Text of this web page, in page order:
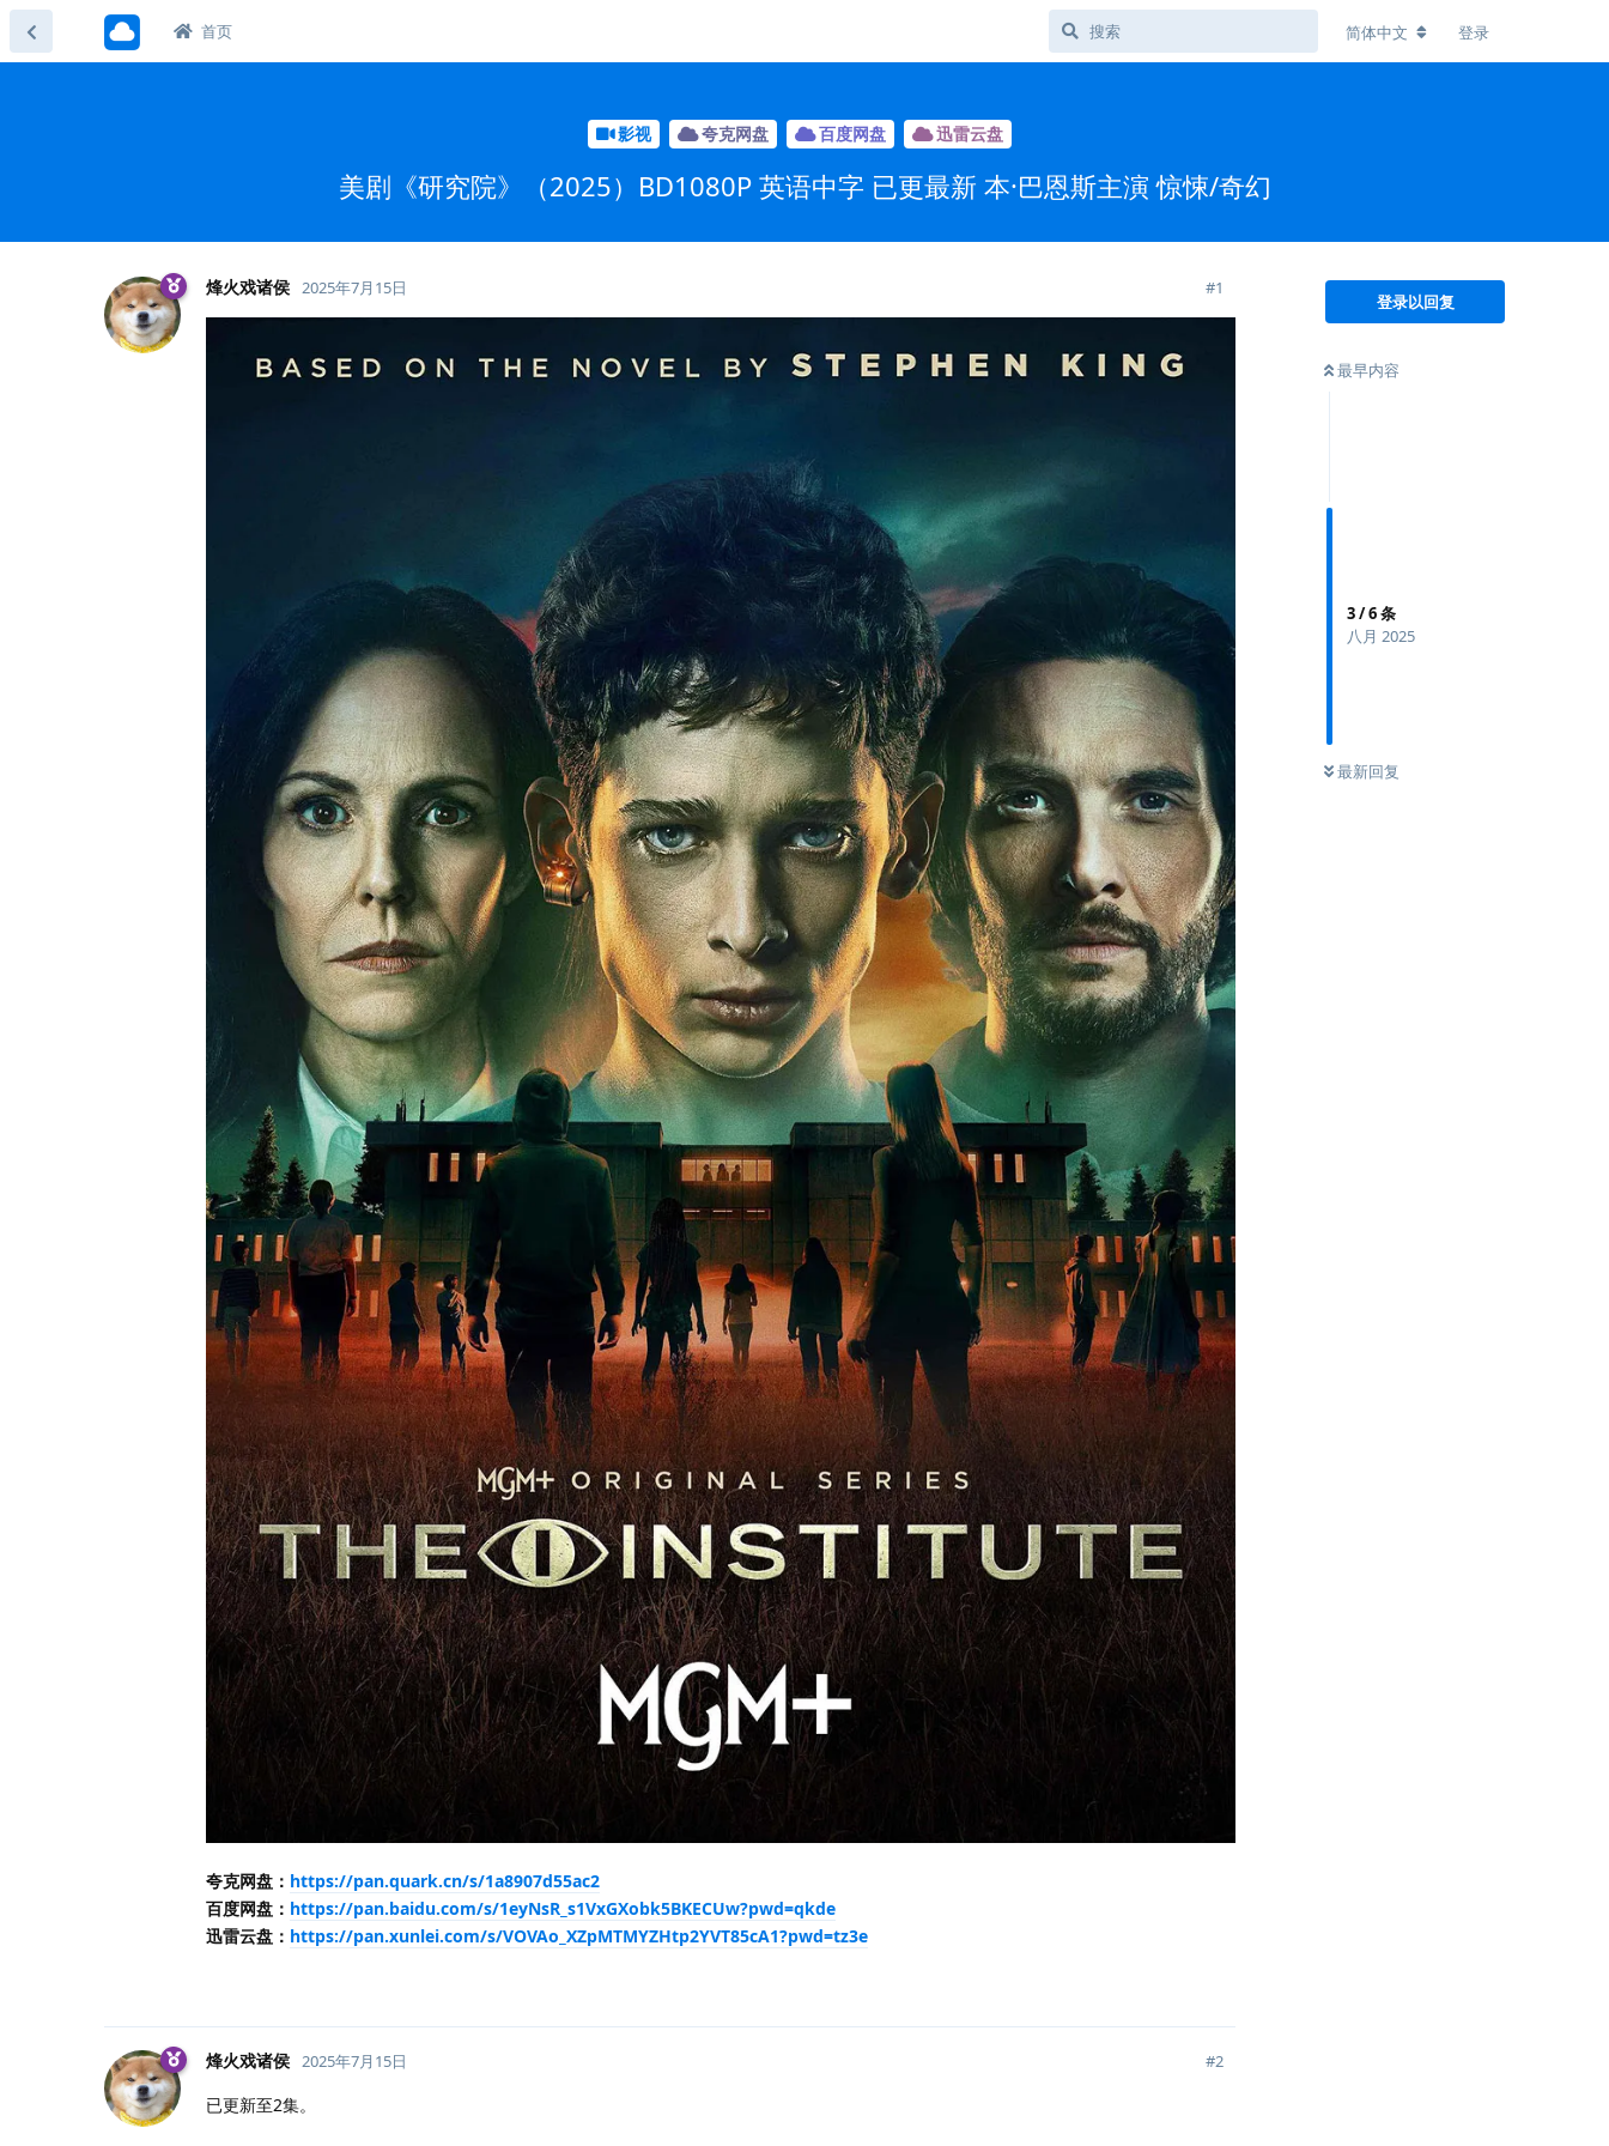
首页 简体中文 登录
影视 夸克网盘 百度网盘 迅雷云盘
美剧《研究院》（2025）BD1080P 英语中字 已更最新 本·巴恩斯主演 惊悚/奇幻
登录以回复
最早内容
3/6条
八月 2025
最新回复
烽火戏诸侯 2025年7月15日 #1
夸克网盘： https://pan.quark.cn/s/1a8907d55ac2
百度网盘： https://pan.baidu.com/s/1eyNsR_s1VxGXobk5BKECUw?pwd=qkde
迅雷云盘： https://pan.xunlei.com/s/VOVAo_XZpMTMYZHtp2YVT85cA1?pwd=tz3e
烽火戏诸侯 2025年7月15日 #2
已更新至2集。